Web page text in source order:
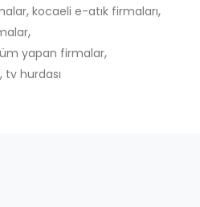
,kocaeli e-atık firmaları,
,
yapan firmalar,
, tv hurdası